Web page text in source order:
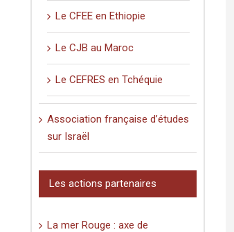
Le CFEE en Ethiopie
Le CJB au Maroc
Le CEFRES en Tchéquie
Association française d’études
sur Israël
Les actions partenaires
La mer Rouge : axe de